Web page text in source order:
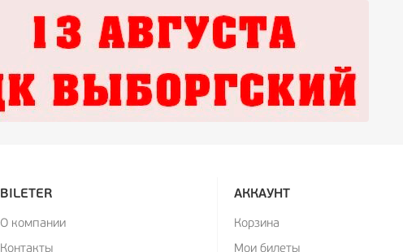
BILETER
О компании
Контакты
АККАУНТ
Корзина
Мои билеты